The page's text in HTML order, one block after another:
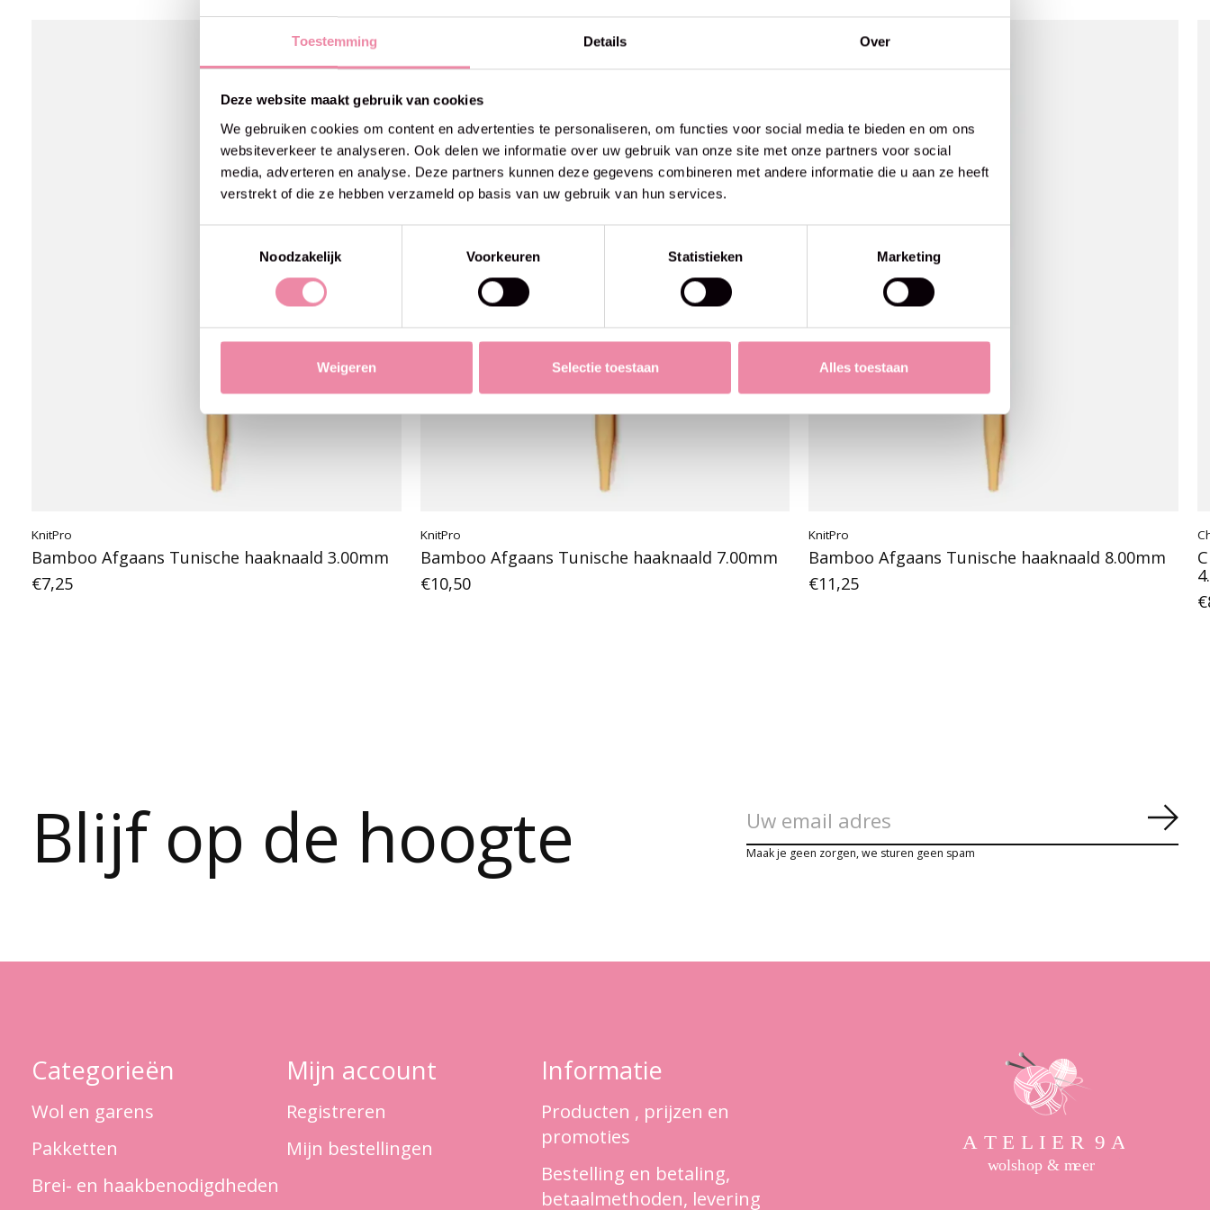
Toestemming Details Over
Deze website maakt gebruik van cookies
We gebruiken cookies om content en advertenties te personaliseren, om functies voor social media te bieden en om ons
websiteverkeer te analyseren. Ook delen we informatie over uw gebruik van onze site met onze partners voor social
media, adverteren en analyse. Deze partners kunnen deze gegevens combineren met andere informatie die u aan ze heeft
verstrekt of die ze hebben verzameld op basis van uw gebruik van hun services.
Noodzakelijk
Voorkeuren Statistieken Marketing
Weigeren Selectie toestaan Alles toestaan
KnitPro
Bamboo Afgaans Tunische haaknaald 3.00mm
€7,25
KnitPro
Bamboo Afgaans Tunische haaknaald 7.00mm
€10,50
KnitPro
Bamboo Afgaans Tunische haaknaald 8.00mm
€11,25
Blijf op de hoogte Maak je geen zorgen, we sturen geen spam
Categorieën
Wol en garens
Pakketten
Brei- en haakbenodigdheden
Mijn account
Registreren
Mijn bestellingen
Informatie
Producten , prijzen en
promoties
Bestelling en betaling,
betaalmethoden, levering